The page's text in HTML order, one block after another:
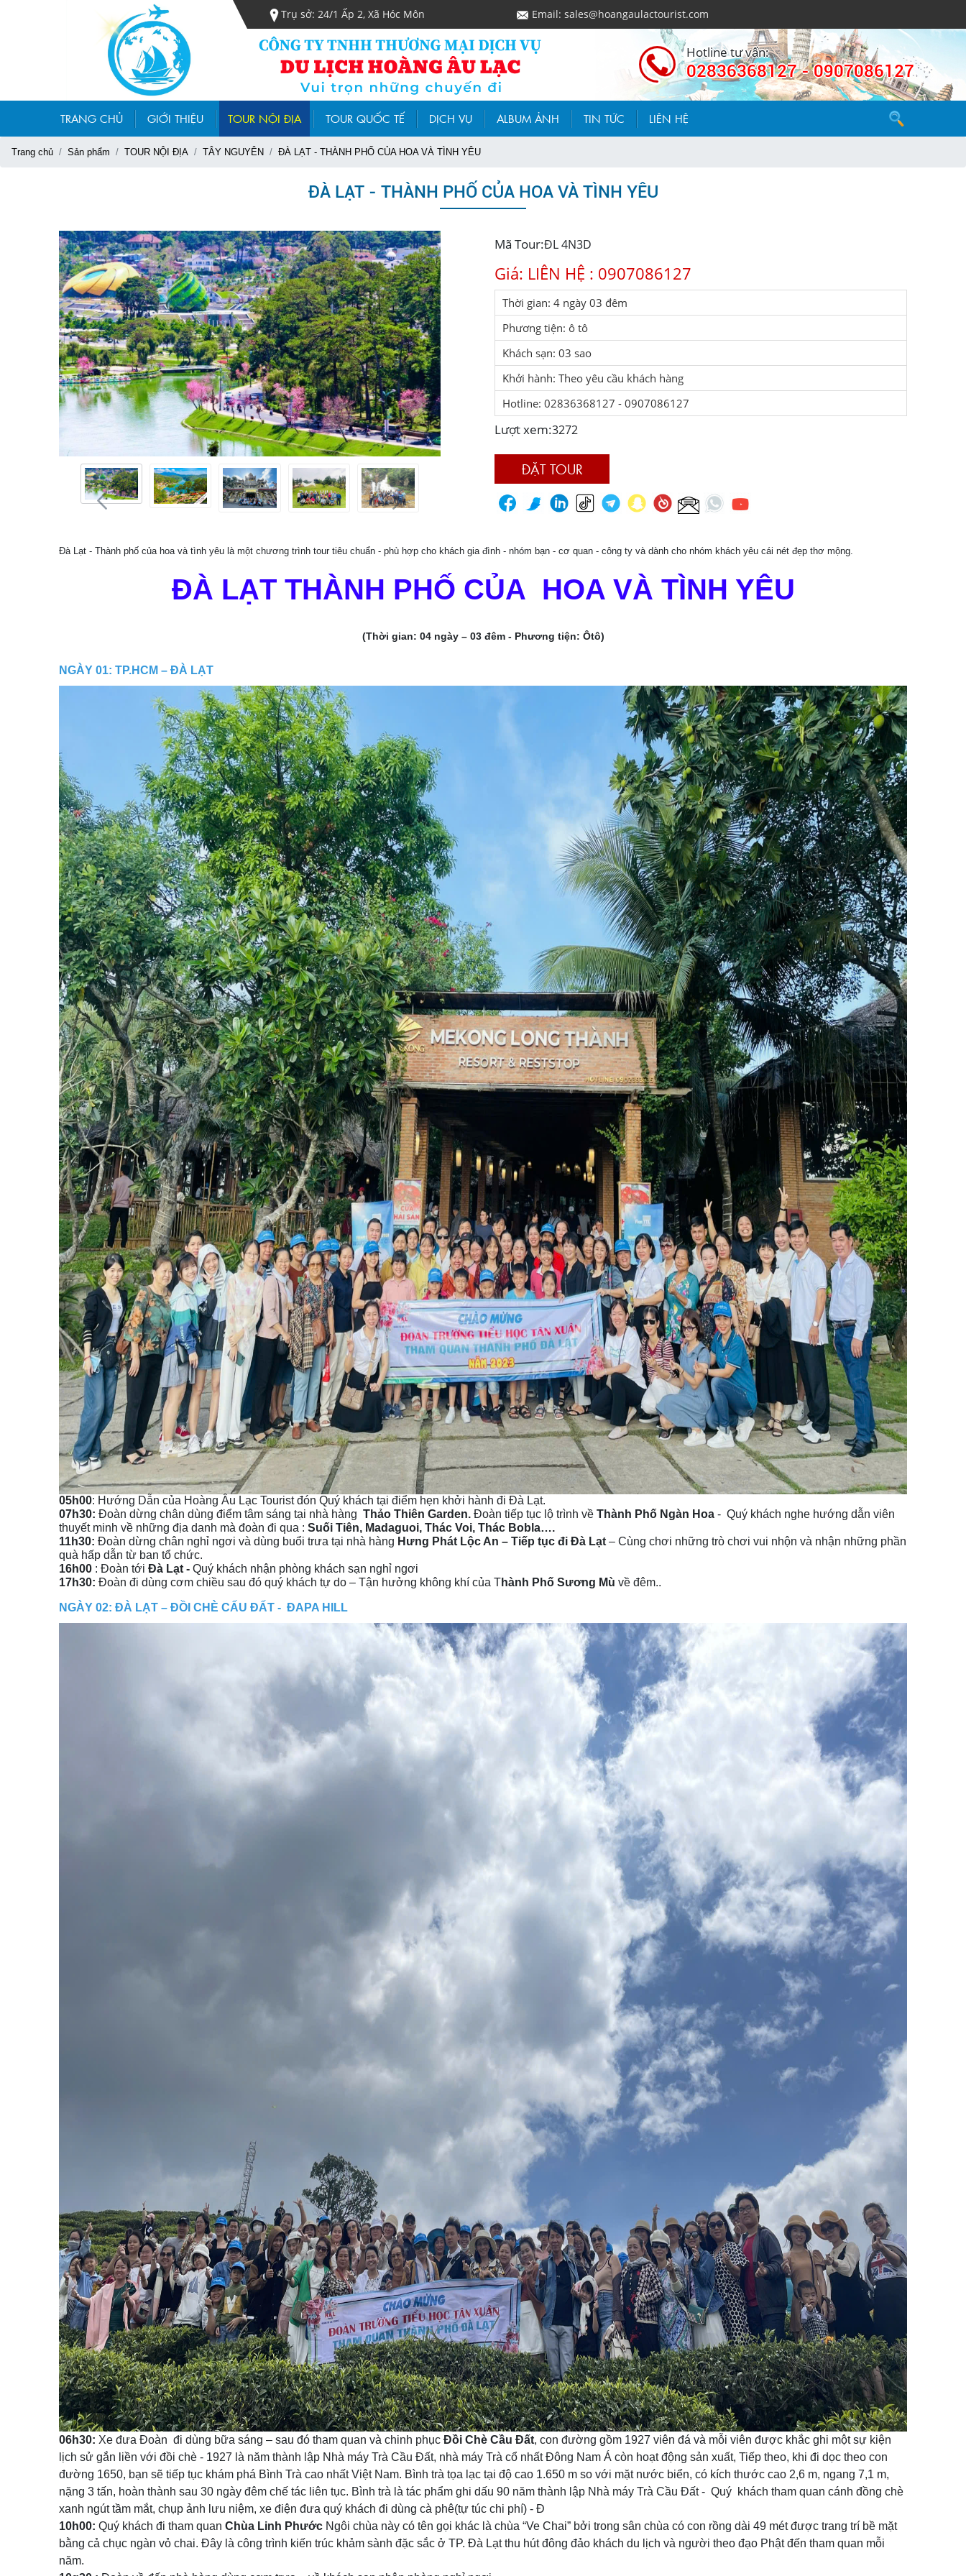
Trụ sở: 24/1 Ấp 2, Xã Hóc Môn Email: sales@hoangaulactourist.com
Hotline tư vấn:
02836368127 - 0907086127
TRANG CHỦ GIỚI THIỆU TOUR NỘI ĐỊA TOUR QUỐC TẾ DỊCH VỤ ALBUM ẢNH TIN TỨC LIÊN HỆ
Trang chủ Sản phẩm TOUR NỘI ĐỊA TÂY NGUYÊN ĐÀ LẠT - THÀNH PHỐ CỦA HOA VÀ TÌNH YÊU
ĐÀ LẠT - THÀNH PHỐ CỦA HOA VÀ TÌNH YÊU
Mã Tour:ĐL 4N3D
Giá: LIÊN HỆ : 0907086127
Thời gian: 4 ngày 03 đêm
Phương tiện: ô tô
Khách sạn: 03 sao
Khởi hành: Theo yêu cầu khách hàng
Hotline: 02836368127 - 0907086127
Lượt xem:3272
ĐẶT TOUR
Đà Lạt - Thành phố của hoa và tình yêu là một chương trình tour tiêu chuẩn - phù hợp cho khách gia đình - nhóm bạn - cơ quan - công ty và dành cho nhóm khách yêu cái nét đẹp thơ mộng.
ĐÀ LẠT THÀNH PHỐ CỦA HOA VÀ TÌNH YÊU
(Thời gian: 04 ngày – 03 đêm - Phương tiện: Ôtô)
NGÀY 01: TP.HCM – ĐÀ LẠT
05h00: Hướng Dẫn của Hoàng Âu Lạc Tourist đón Quý khách tại điểm hẹn khởi hành đi Đà Lạt.
07h30: Đoàn dừng chân dùng điểm tâm sáng tại nhà hàng Thảo Thiên Garden. Đoàn tiếp tục lộ trình về Thành Phố Ngàn Hoa - Quý khách nghe hướng dẫn viên
thuyết minh về những địa danh mà đoàn đi qua : Suối Tiên, Madaguoi, Thác Voi, Thác Bobla….
11h30: Đoàn dừng chân nghỉ ngơi và dùng buổi trưa tại nhà hàng Hưng Phát Lộc An – Tiếp tục đi Đà Lạt – Cùng chơi những trò chơi vui nhộn và nhận những phần
quà hấp dẫn từ ban tổ chức.
16h00 : Đoàn tới Đà Lạt - Quý khách nhận phòng khách sạn nghỉ ngơi
17h30: Đoàn đi dùng cơm chiều sau đó quý khách tự do – Tận hưởng không khí của Thành Phố Sương Mù về đêm..
NGÀY 02: ĐÀ LẠT – ĐỒI CHÈ CẤU ĐẤT - ĐAPA HILL
06h30: Xe đưa Đoàn đi dùng bữa sáng – sau đó tham quan và chinh phục Đồi Chè Cầu Đất, con đường gồm 1927 viên đá và mỗi viên được khắc ghi một sự kiện
lịch sử gắn liền với đồi chè - 1927 là năm thành lập Nhà máy Trà Cầu Đất, nhà máy Trà cổ nhất Đông Nam Á còn hoạt động sản xuất, Tiếp theo, khi đi dọc theo con
đường 1650, bạn sẽ tiếp tục khám phá Bình Trà cao nhất Việt Nam. Bình trà tọa lạc tại độ cao 1.650 m so với mặt nước biển, có kích thước cao 2,6 m, ngang 7,1 m,
nặng 3 tấn, hoàn thành sau 30 ngày đêm chế tác liên tục. Bình trà là tác phẩm ghi dấu 90 năm thành lập Nhà máy Trà Cầu Đất - Quý khách tham quan cánh đồng chè
xanh ngút tầm mắt, chụp ảnh lưu niệm, xe điện đưa quý khách đi dùng cà phê(tự túc chi phí) - Đ
10h00: Quý khách đi tham quan Chùa Linh Phước Ngôi chùa này có tên gọi khác là chùa “Ve Chai” bởi trong sân chùa có con rồng dài 49 mét được trang trí bề mặt
bằng cả chục ngàn vỏ chai. Đây là công trình kiến trúc khảm sành đặc sắc ở TP. Đà Lạt thu hút đông đảo khách du lịch và người theo đạo Phật đến tham quan mỗi
năm.